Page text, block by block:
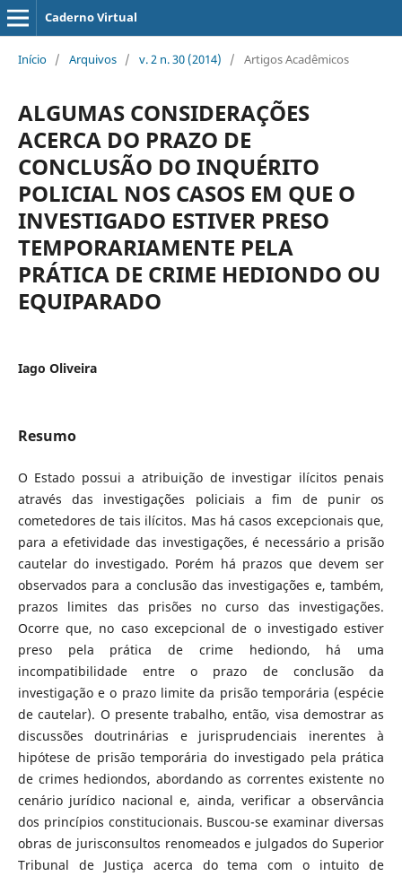
Caderno Virtual
Início / Arquivos / v. 2 n. 30 (2014) / Artigos Acadêmicos
ALGUMAS CONSIDERAÇÕES
ACERCA DO PRAZO DE
CONCLUSÃO DO INQUÉRITO
POLICIAL NOS CASOS EM QUE O
INVESTIGADO ESTIVER PRESO
TEMPORARIAMENTE PELA
PRÁTICA DE CRIME HEDIONDO OU
EQUIPARADO
Iago Oliveira
Resumo
O Estado possui a atribuição de investigar ilícitos penais
através das investigações policiais a fim de punir os
cometedores de tais ilícitos. Mas há casos excepcionais que,
para a efetividade das investigações, é necessário a prisão
cautelar do investigado. Porém há prazos que devem ser
observados para a conclusão das investigações e, também,
prazos limites das prisões no curso das investigações.
Ocorre que, no caso excepcional de o investigado estiver
preso pela prática de crime hediondo, há uma
incompatibilidade entre o prazo de conclusão da
investigação e o prazo limite da prisão temporária (espécie
de cautelar). O presente trabalho, então, visa demostrar as
discussões doutrinárias e jurisprudenciais inerentes à
hipótese de prisão temporária do investigado pela prática
de crimes hediondos, abordando as correntes existente no
cenário jurídico nacional e, ainda, verificar a observância
dos princípios constitucionais. Buscou-se examinar diversas
obras de jurisconsultos renomeados e julgados do Superior
Tribunal de Justiça acerca do tema com o intuito de